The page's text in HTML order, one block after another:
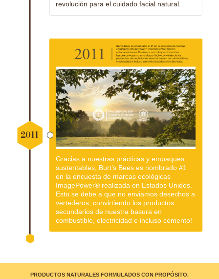
revolución para el cuidado facial natural.
2011
Gracias a nuestras prácticas y empaques
sustentables, Burt’s Bees es nombrado #1
en la encuesta de marcas ecológicas
ImagePower® realizada en Estados Unidos.
Esto se debe a que no enviamos desechos a
vertederos, convirtiendo los productos
secundarios de nuestra basura en
combustible, electricidad e incluso cemento!
PRODUCTOS NATURALES FORMULADOS CON PROPÓSITO.